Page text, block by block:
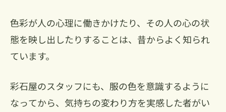
色彩が人の心理に働きかけたり、その人の心の状
態を映し出したりすることは、昔からよく知られ
ています。
彩石屋のスタッフにも、服の色を意識するように
なってから、気持ちの変わり方を実感した者がい